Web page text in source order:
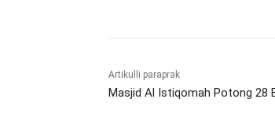
Artikulli paraprak
Masjid Al Istiqomah Potong 28